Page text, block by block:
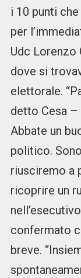
i 10 punti
per
Udc Lorenzo
dove si
elettorale.
detto Cesa
Abbate un
politico.
riusciremo a
ricoprire un
confermato
breve.